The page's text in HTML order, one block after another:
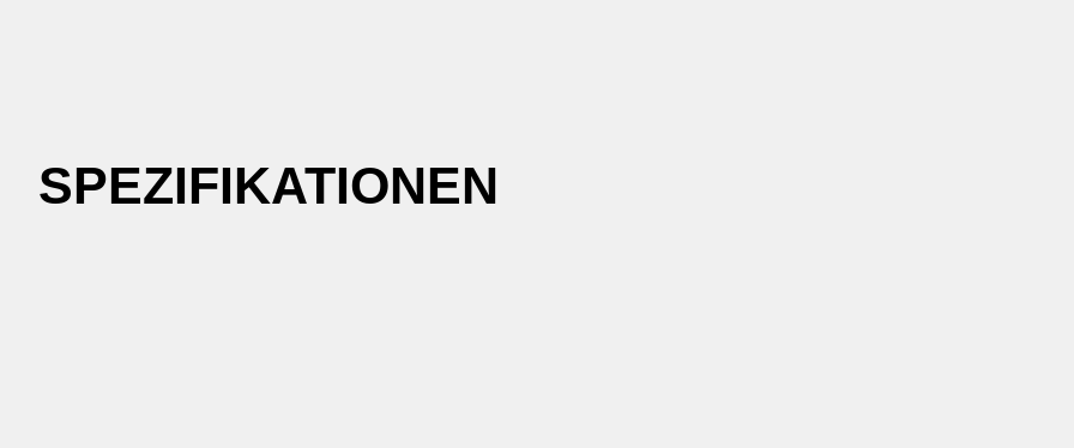
SPEZIFIKATIONEN